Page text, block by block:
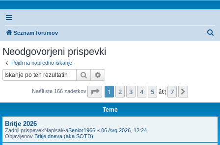
Seznam forumov
e
Neodgovorjeni prispevki
Pojdi na napredno iskanje
Iskanje
Našli ste 166 zadetkov Stran 1od7
1 2 3 4 5 â€¦ 7
Teme
Britje 2026
Zadnji prispevekNapisal/-aSenior1966 « 06 Avg 2026, 12:24
Objavljenov Britje dneva (aka SOTD)